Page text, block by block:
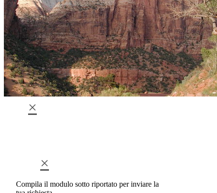
×
×
Compila il modulo sotto riportato per inviare la